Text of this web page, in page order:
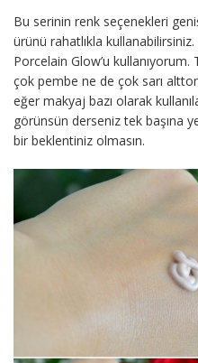
Bu serinin renk seçenekleri
ürünü rahatlıkla
Porcelain Glow’u
çok pembe ne de çok sarı
eğer makyaj bazı olarak
görünsün derseniz tek başına
bir beklentiniz olmasın.